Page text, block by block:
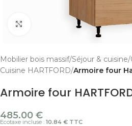
Cliquer pour agrandir
Mobilier bois massif Séjour & cuisine
Cuisine HARTFORD Armoire four
Armoire four
485.00 €
Ecotaxe incluse : 10.84 € TTC